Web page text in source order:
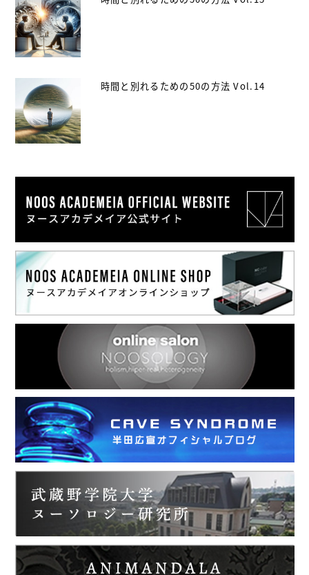
時間と別れるための50の方法 Vol.14